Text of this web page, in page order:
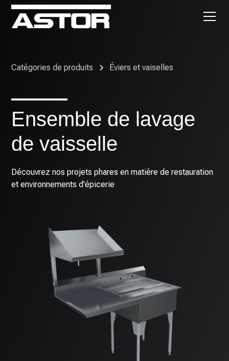
Catégories de produits Éviers et vaiselles
Ensemble de lavage
de vaisselle
Découvrez nos projets phares en matière de restauration
et environnements d'épicerie